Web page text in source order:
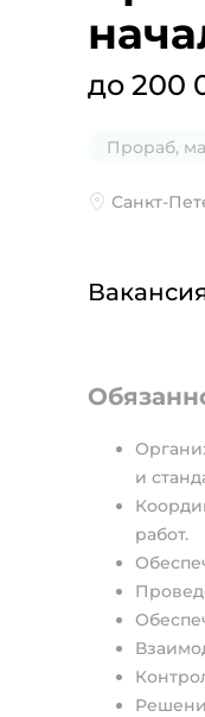
до 200
Прораб,
Санкт-
и
работ.